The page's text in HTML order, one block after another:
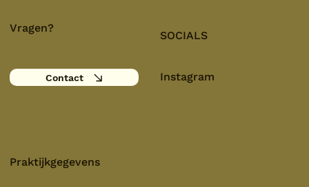
SOCIALS
Instagram
Vragen?
Contact
Praktijkgegevens